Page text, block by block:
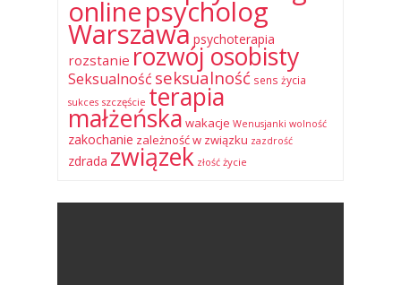
onlinepsycholog
Warszawa psychoterapia
rozstanie rozwój osobisty
Seksualność seksualność sens życia
sukces szczęście terapia
małżeńska wakacje Wenusjanki wolność
zakochanie zależność w związku zazdrość
zdrada związek złość życie